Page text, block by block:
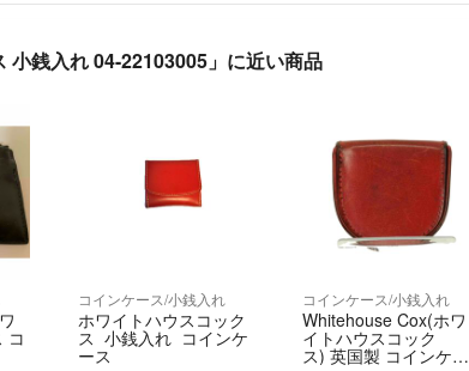
小銭入れ 04-22103005」に近い商品
コ
コインケース/小銭入れ
ホワイトハウスコック
ス 小銭入れ コインケ
ース
コインケース/小銭入れ
Whitehouse Cox(ホワ
イトハウスコック
ス) 英国製 コインケー